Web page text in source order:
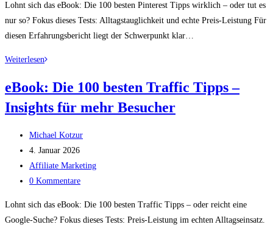
Lohnt sich das eBook: Die 100 besten Pinterest Tipps wirklich – oder tut es
nur so? Fokus dieses Tests: Alltagstauglichkeit und echte Preis-Leistung Für
diesen Erfahrungsbericht liegt der Schwerpunkt klar…
WeiterleseneBook:
100
besten
Tipps
—
Insights
für
eBook: Die 100 besten Traffic Tipps –
Insights für mehr Besucher
Beitrags-
Autor:
Michael Kotzur
Beitrag
veröffentlicht:
4. Januar 2026
Beitrags-
Kategorie:
Affiliate Marketing
Beitrags-
0 Kommentare
Lohnt sich das eBook: Die 100 besten Traffic Tipps – oder reicht eine
Google-Suche? Fokus dieses Tests: Preis-Leistung im echten Alltagseinsatz.